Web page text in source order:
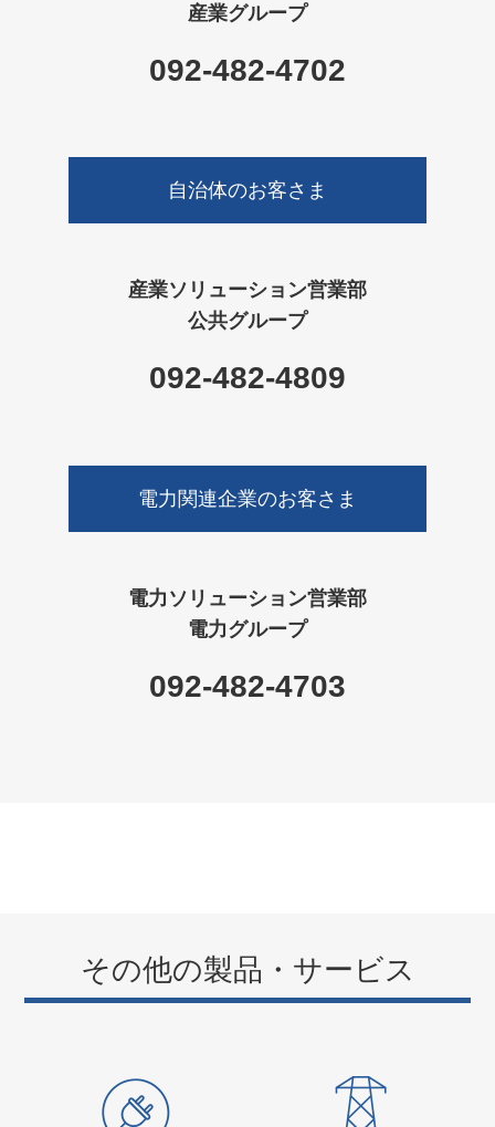
産業グループ
092-482-4702
自治体のお客さま
産業ソリューション営業部
公共グループ
092-482-4809
電力関連企業のお客さま
電力ソリューション営業部
電力グループ
092-482-4703
その他の製品・サービス